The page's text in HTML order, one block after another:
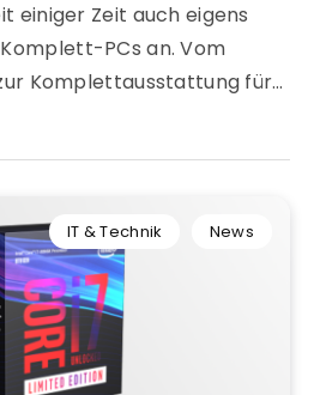
einiger Zeit auch eigens
PCs an. Vom
Komplettausstattung für…
IT & Technik News